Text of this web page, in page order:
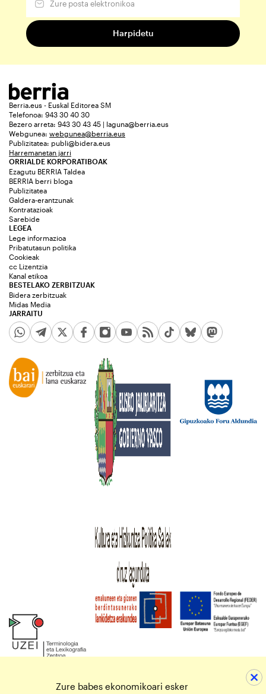
Berria.eus - Euskal Editorea SM
Telefonoa: 943 30 40 30
Bezero arreta: 943 30 43 45 | laguna@berria.eus
Webgunea: webgunea@berria.eus
Publizitatea: publi@bidera.eus
Harremanetan jarri
ORRIALDE KORPORATIBOAK
Ezagutu BERRIA Taldea
BERRIA berri bloga
Publizitatea
Galdera-erantzunak
Kontratazioak
Sarebide
JARRAITU
LEGEA
Lege informazioa
Pribatutasun politika
Cookieak
cc Lizentzia
Kanal etikoa
BESTELAKO ZERBITZUAK
Bidera zerbitzuak
Midas Media
Zure babes ekonomikoari esker